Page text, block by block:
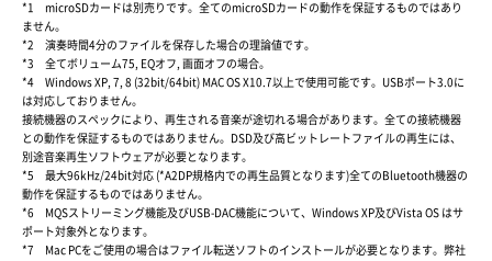
*1 microSDカードは別売りです。全てのmicroSDカードの動作を保証するものではあり
ません。
*2 演奏時間4分のファイルを保存した場合の理論値です。
*3 全てボリューム75, EQオフ, 画面オフの場合。
*4 Windows XP, 7, 8 (32bit/64bit) MAC OS X10.7以上で使用可能です。USBポート3.0に
は対応しておりません。
接続機器のスペックにより、再生される音楽が途切れる場合があります。全ての接続機器
との動作を保証するものではありません。DSD及び高ビットレートファイルの再生には、
別途音楽再生ソフトウェアが必要となります。
*5 最大96kHz/24bit対応 (*A2DP規格内での再生品質となります)全てのBluetooth機器の
動作を保証するものではありません。
*6 MQSストリーミング機能及びUSB-DAC機能について、Windows XP及びVista OS はサ
ポート対象外となります。
*7 Mac PCをご使用の場合はファイル転送ソフトのインストールが必要となります。弊社